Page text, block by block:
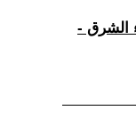
الشرق -